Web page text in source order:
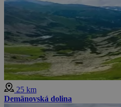
25 km
Demänovská dolina